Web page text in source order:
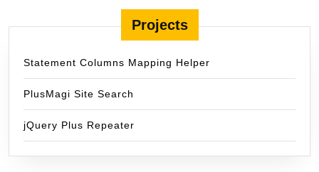
Projects
Statement Columns Mapping Helper
PlusMagi Site Search
jQuery Plus Repeater